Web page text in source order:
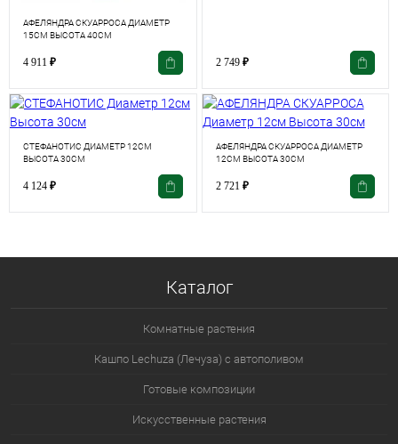
АФЕЛЯНДРА СКУАРРОСА ДИАМЕТР
15СМ ВЫСОТА 40СМ
4 911 ₽ 2 749 ₽
СТЕФАНОТИС ДИАМЕТР 12СМ
ВЫСОТА 30СМ
4 124 ₽
АФЕЛЯНДРА СКУАРРОСА ДИАМЕТР
12СМ ВЫСОТА 30СМ
2 721 ₽
Каталог
Комнатные растения
Кашпо Lechuza (Лечуза) с автополивом
Готовые композиции
Искусственные растения